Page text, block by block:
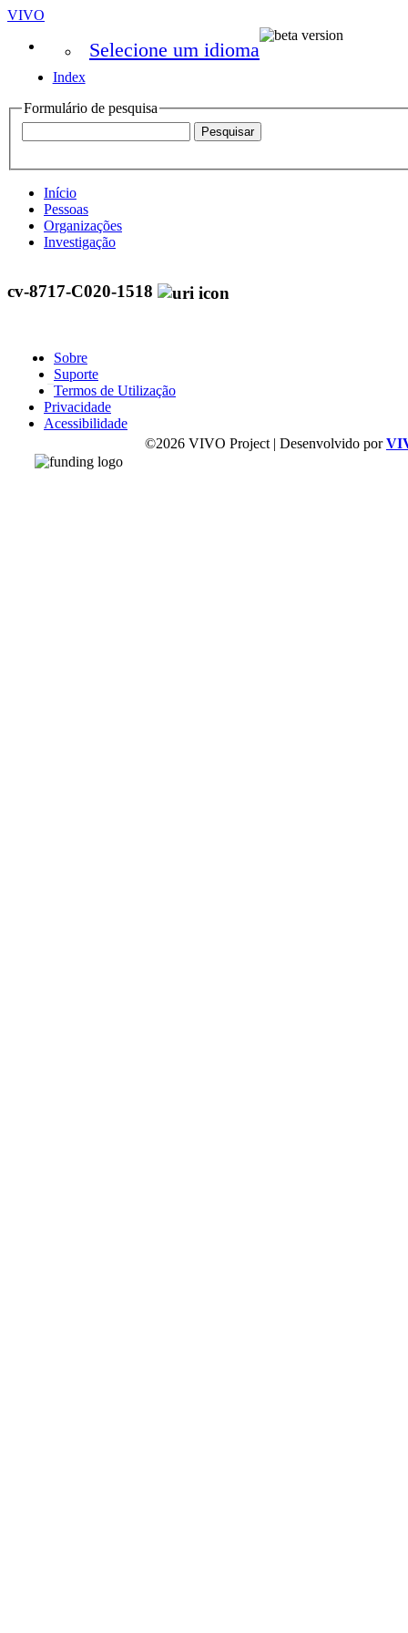
VIVO
Selecione um idioma
Index
Formulário de pesquisa
Início
Pessoas
Organizações
Investigação
cv-8717-C020-1518
Sobre
Suporte
Termos de Utilização
Privacidade
Acessibilidade
©2026 VIVO Project | Desenvolvido por